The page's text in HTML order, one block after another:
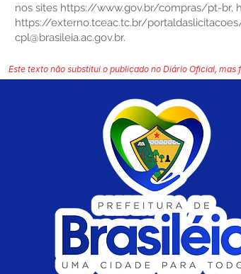
nos sites https://www.gov.br/compras/pt-br,
https://externo.tceac.tc.br/
cpl@brasileia.ac.gov.br.
Este texto não substitui o publicado no Diário Oficial,